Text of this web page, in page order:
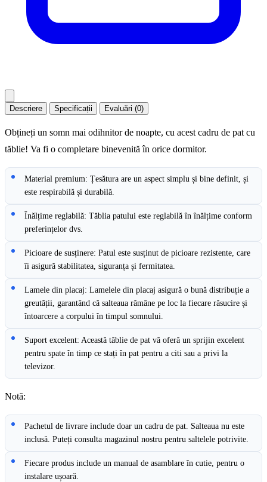
Descriere Specificații Evaluări (0)
Obțineți un somn mai odihnitor de noapte, cu acest cadru de pat cu
tăblie! Va fi o completare binevenită în orice dormitor.
Material premium: Țesătura are un aspect simplu și bine definit, și
este respirabilă și durabilă.
Înălțime reglabilă: Tăblia patului este reglabilă în înălțime conform
preferințelor dvs.
Picioare de susținere: Patul este susținut de picioare rezistente, care
îi asigură stabilitatea, siguranța și fermitatea.
Lamele din placaj: Lamelele din placaj asigură o bună distribuție a
greutății, garantând că salteaua rămâne pe loc la fiecare răsucire și
întoarcere a corpului în timpul somnului.
Suport excelent: Această tăblie de pat vă oferă un sprijin excelent
pentru spate în timp ce stați în pat pentru a citi sau a privi la
televizor.
Notă:
Pachetul de livrare include doar un cadru de pat. Salteaua nu este
inclusă. Puteți consulta magazinul nostru pentru saltelele potrivite.
Fiecare produs include un manual de asamblare în cutie, pentru o
instalare ușoară.